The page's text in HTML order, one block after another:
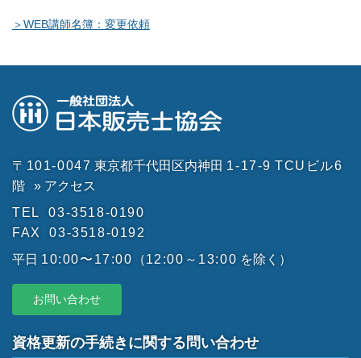
＞WEB講師名簿：変更依頼
〒101-0047 東京都千代田区内神田 1-17-9 TCUビル6
階
» アクセス
TEL
03-3518-0190
FAX
03-3518-0192
平日 10:00〜17:00 （12:00～13:00 を除く）
お問い合わせ
資格更新の手続きに関する問い合わせ